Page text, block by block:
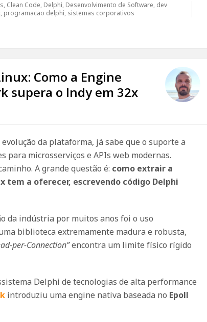
, Clean Code, Delphi, Desenvolvimento de Software, dev
, programacao delphi, sistemas corporativos
Como a Engine
supera o Indy em 32x
da plataforma, já sabe que o suporte a
para microsserviços e APIs web modernas.
A grande questão é: como extrair a
tem a oferecer, escrevendo código Delphi
da indústria por muitos anos foi o uso
biblioteca extremamente madura e robusta,
per-Connection”encontra um limite físico rígido
Delphi de tecnologias de alta performance
introduziu uma engine nativa baseada no Epoll